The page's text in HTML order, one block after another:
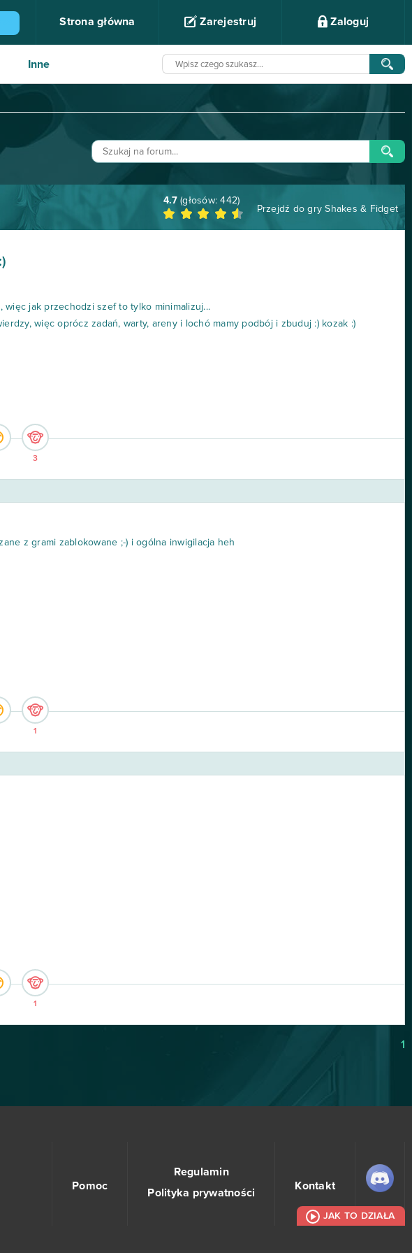
Strona główna Zarejestruj Zaloguj
JAK TO DZIAŁA
Inne
4.7(głosów:442)
Przejdź do gryShakes & Fidget
więc jak przechodzi szef to tylko minimalizuj...
więc oprócz zadań, warty, areny i lochó mamy podbój i zbuduj :) kozak :)
3
z grami zablokowane ;-) i ogólna inwigilacja heh
1
1
1
Pomoc
Regulamin
Polityka prywatności
Kontakt